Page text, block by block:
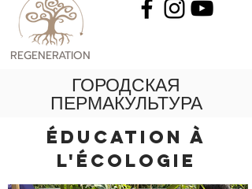
REGENERATION
ГОРОДСКАЯ
ПЕРМАКУЛЬТУРА
ÉDUCATION À
L'ÉCOLOGIE